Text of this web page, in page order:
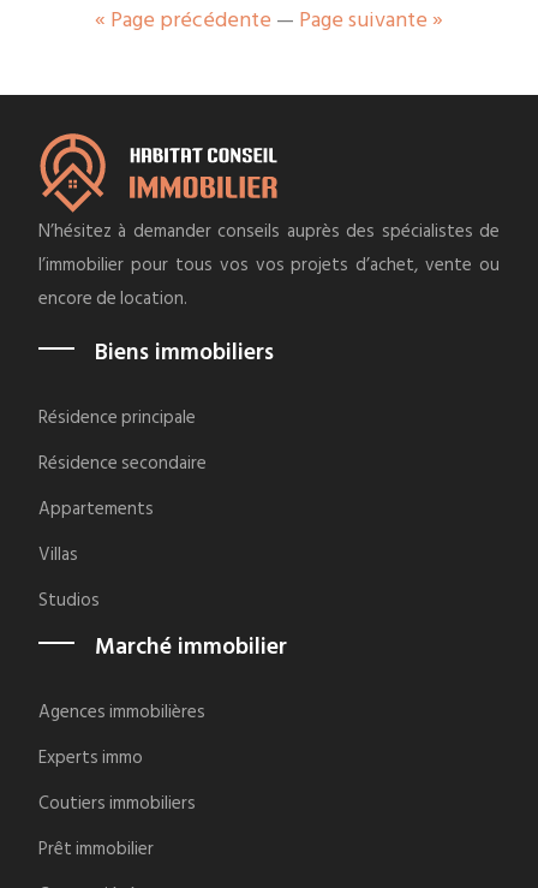
« Page précédente — Page suivante »
N’hésitez à demander conseils auprès des spécialistes de
l’immobilier pour tous vos vos projets d’achet, vente ou
encore de location.
Biens immobiliers
Résidence principale
Résidence secondaire
Appartements
Villas
Studios
Marché immobilier
Agences immobilières
Experts immo
Coutiers immobiliers
Prêt immobilier